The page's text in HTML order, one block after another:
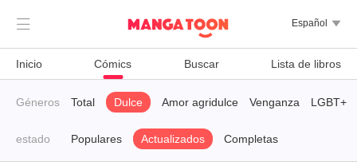
 Español 
Inicio Cómics Buscar Lista de libros
Géneros Total Dulce Amor agridulce Venganza LGBT+
estado Populares Actualizados Completas